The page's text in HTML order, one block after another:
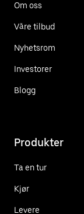
Om oss
Våre tilbud
Nyhetsrom
Investorer
Blogg
Produkter
Ta en tur
Kjør
Levere